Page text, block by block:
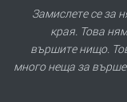
Замислете се за
края. Това
вършите нищо.
много неща за